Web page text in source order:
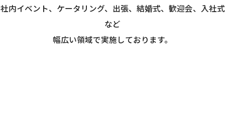
社内イベント、ケータリング、出張、結婚式、歓迎会、入社式
など
幅広い領域で実施しております。